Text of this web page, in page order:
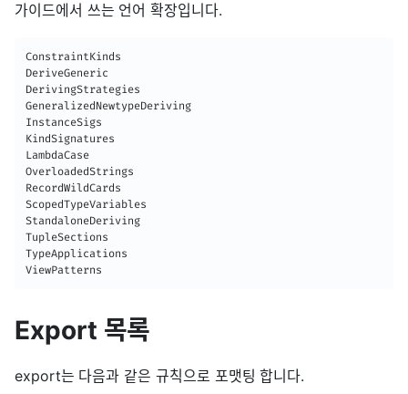
가이드에서 쓰는 언어 확장입니다.
ConstraintKinds
DeriveGeneric
DerivingStrategies
GeneralizedNewtypeDeriving
InstanceSigs
KindSignatures
LambdaCase
OverloadedStrings
RecordWildCards
ScopedTypeVariables
StandaloneDeriving
TupleSections
TypeApplications
ViewPatterns
Export 목록
export는 다음과 같은 규칙으로 포맷팅 합니다.